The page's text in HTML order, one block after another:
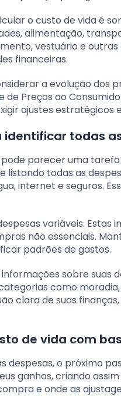
o custo de vida é
alimentação,
vestuário e
financeiras.
a evolução dos
de Preços ao
ajustes
identificar todas
parecer uma
listando todas as
internet e seguros.
variáveis.
não essenciais.
padrões de gastos.
sobre
como
clara de suas
de vida com
despesas, o próximo
ganhos, criando
e onde as